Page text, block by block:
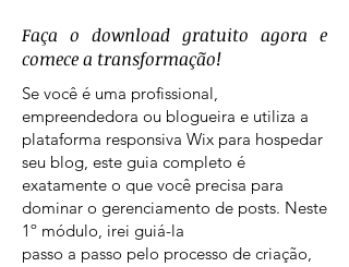
Faça o download gratuito agora e
comece a transformação!
Se você é uma profissional,
empreendedora ou blogueira e utiliza a
plataforma responsiva Wix para hospedar
seu blog, este guia completo é
exatamente o que você precisa para
dominar o gerenciamento de posts. Neste
1º módulo, irei guiá-la
passo a passo pelo processo de criação,